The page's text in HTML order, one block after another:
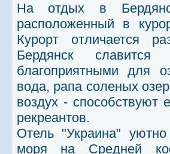
На отдых в
расположенный в
Курорт отличается
Бердянск славится
благоприятными для
вода, рапа соленых
воздух - способствуют
рекреантов.
Отель "Украина"
моря на Средней